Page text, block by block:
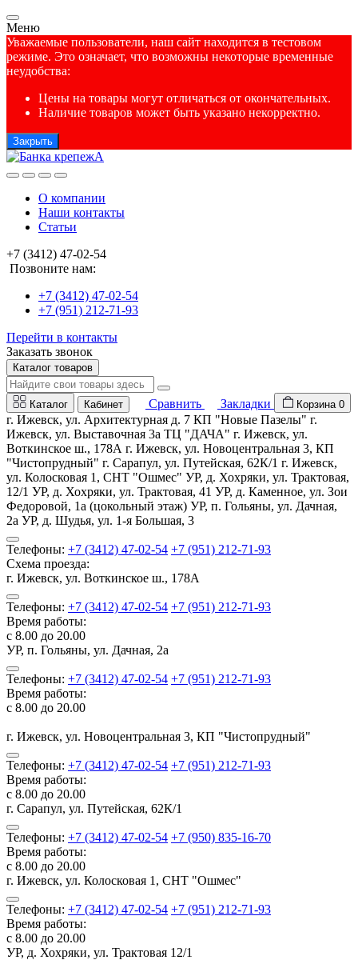
Меню
Уважаемые пользователи, наш сайт находится в тестовом
режиме. Это означает, что возможны некоторые временные
неудобства:
Цены на товары могут отличаться от окончательных.
Наличие товаров может быть указано некорректно.
Закрыть
О компании
Наши контакты
Статьи
+7 (3412) 47-02-54
Позвоните нам:
+7 (3412) 47-02-54
+7 (951) 212-71-93
Перейти в контакты
Заказать звонок
Каталог товаров
Каталог Кабинет Сравнить Закладки Корзина 0
г. Ижевск, ул. Архитектурная д. 7 КП "Новые Пазелы" г.
Ижевск, ул. Выставочная 3а ТЦ "ДАЧА" г. Ижевск, ул.
Воткинское ш., 178А г. Ижевск, ул. Новоцентральная 3, КП
"Чистопрудный" г. Сарапул, ул. Путейская, 62К/1 г. Ижевск,
ул. Колосковая 1, СНТ "Ошмес" УР, д. Хохряки, ул. Трактовая,
12/1 УР, д. Хохряки, ул. Трактовая, 41 УР, д. Каменное, ул. Зои
Федоровой, 1а (цокольный этаж) УР, п. Гольяны, ул. Дачная,
2а УР, д. Шудья, ул. 1-я Большая, 3
Телефоны: +7 (3412) 47-02-54 +7 (951) 212-71-93
Схема проезда:
г. Ижевск, ул. Воткинское ш., 178А
Телефоны: +7 (3412) 47-02-54 +7 (951) 212-71-93
Время работы:
с 8.00 до 20.00
УР, п. Гольяны, ул. Дачная, 2а
Телефоны: +7 (3412) 47-02-54 +7 (951) 212-71-93
Время работы:
с 8.00 до 20.00
г. Ижевск, ул. Новоцентральная 3, КП "Чистопрудный"
Телефоны: +7 (3412) 47-02-54 +7 (951) 212-71-93
Время работы:
с 8.00 до 20.00
г. Сарапул, ул. Путейская, 62К/1
Телефоны: +7 (3412) 47-02-54 +7 (950) 835-16-70
Время работы:
с 8.00 до 20.00
г. Ижевск, ул. Колосковая 1, СНТ "Ошмес"
Телефоны: +7 (3412) 47-02-54 +7 (951) 212-71-93
Время работы:
с 8.00 до 20.00
УР, д. Хохряки, ул. Трактовая 12/1